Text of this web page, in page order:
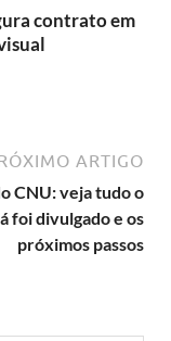
contrato em
ARTIGO
CNU: veja tudo o
foi divulgado e os
próximos passos